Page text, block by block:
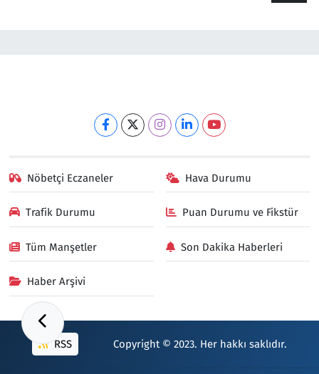
Nöbetçi Eczaneler Hava Durumu
Trafik Durumu Puan Durumu ve Fikstür
Tüm Manşetler Son Dakika Haberleri
Haber Arşivi
RSS Copyright © 2023. Her hakkı saklıdır.